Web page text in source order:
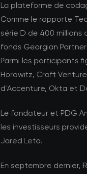
La plateforme de
Comme le rapporte
série D de 400 millions
fonds Georgian
Parmi les participants
Horowitz, Craft
d'Accenture, Okta et
Le fondateur et PDG
les investisseurs
Jared Leto.
En septembre dernier,